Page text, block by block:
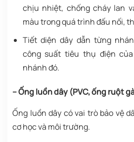
chịu nhiệt, chống cháy lan
màu trong quá trình đấu nối,
Tiết diện dây dẫn từng
công suất tiêu thụ điện
nhánh đó.
– Ống luồn dây (PVC, ống ruột
Ống luồn dây có vai trò bảo vệ
cơ học và môi trường.